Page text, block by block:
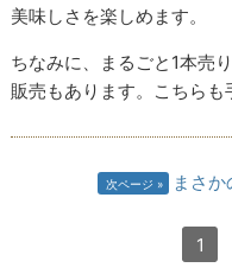
美味しさを楽しめます。
ちなみに、まるごと1本売
販売もあります。こちらも
次ページ まさ
1